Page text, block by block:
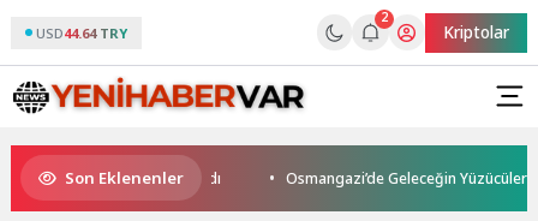
USD44.64 TRY
2
Kriptolar
Son Eklenenler
Son Yolculuğuna Uğurlandı Osmangazi’de Geleceğin Yüzücüleri